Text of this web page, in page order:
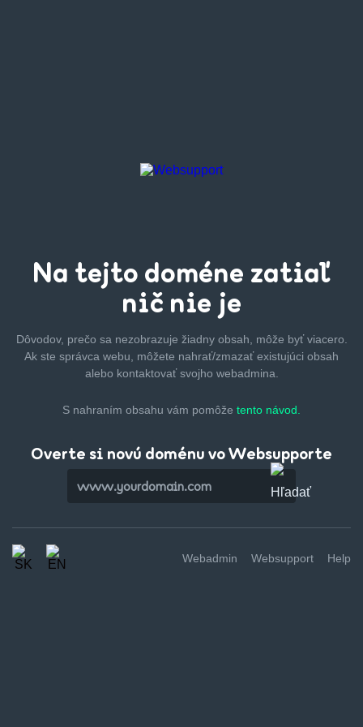
Na tejto doméne zatiaľ
nič nie je
Dôvodov, prečo sa nezobrazuje žiadny obsah, môže byťviacero.
Ak ste správca webu, môžete nahrať/zmazaťexistujúci obsah
alebo kontaktovať svojho webadmina.
S nahraním obsahu vám pomôže tento návod.
Overte si novú doménu vo Websupporte
Webadmin Websupport Help